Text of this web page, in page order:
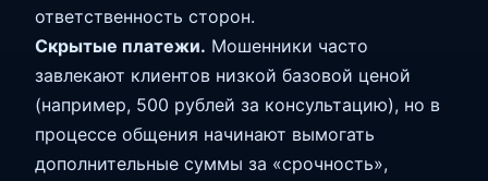
ответственность сторон.
Скрытые платежи. Мошенники часто
завлекают клиентов низкой базовой ценой
(например, 500 рублей за консультацию), но в
процессе общения начинают вымогать
дополнительные суммы за «срочность»,